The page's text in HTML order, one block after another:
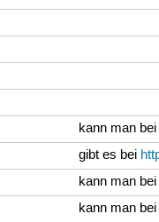
kann man
gibt es bei
kann man
kann man